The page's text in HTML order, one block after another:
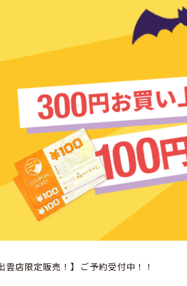
雲店限定販売！】ご予約受付中！！